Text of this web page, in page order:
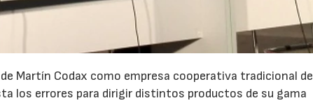
Martín Codax como empresa cooperativa tradicional de
los errores para dirigir distintos productos de su gama